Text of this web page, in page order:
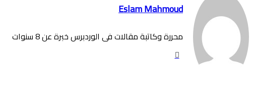
Eslam Mahmoud
محررة وكاتبة مقالات فى الوردبرس خبرة عن 8 سنوات